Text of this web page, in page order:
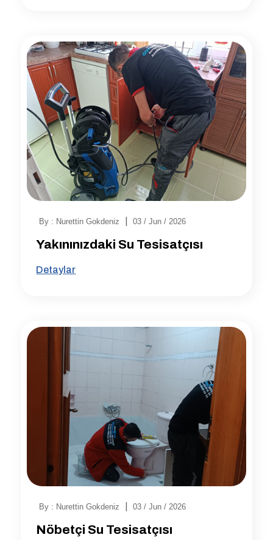
By : Nurettin Gokdeniz 03 / Jun / 2026
Yakınınızdaki Su Tesisatçısı
Detaylar
By : Nurettin Gokdeniz 03 / Jun / 2026
Nöbetçi Su Tesisatçısı